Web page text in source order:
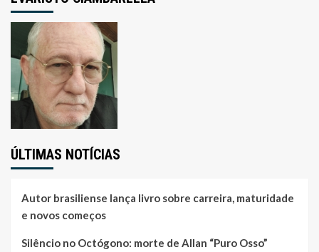
ÚLTIMAS NOTÍCIAS
Autor brasiliense lança livro sobre carreira, maturidade
e novos começos
Silêncio no Octógono: morte de Allan “Puro Osso”